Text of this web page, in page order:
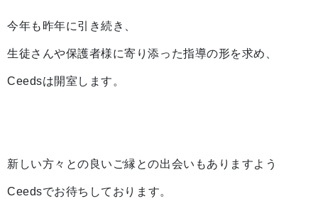
今年も昨年に引き続き、
生徒さんや保護者様に寄り添った指導の形を求め、
Ceedsは開室します。
新しい方々との良いご縁との出会いもありますよう
Ceedsでお待ちしております。